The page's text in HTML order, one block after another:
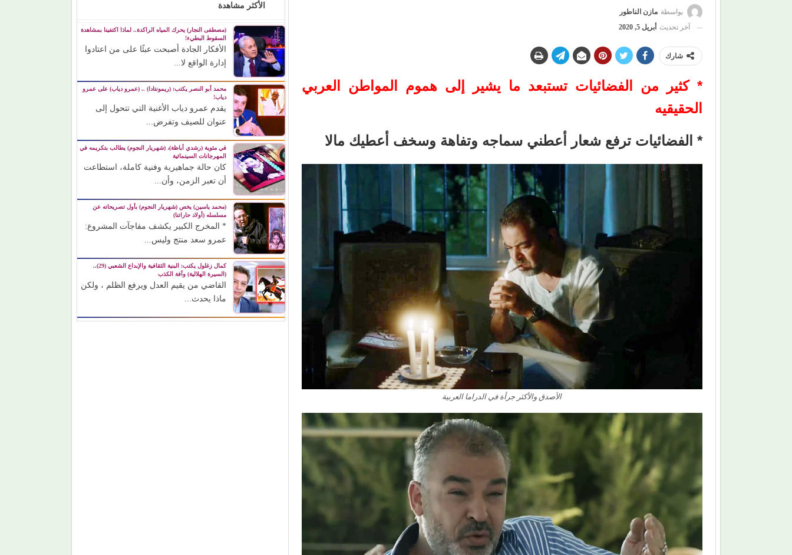
بواسطة مازن الناطور
آخر تحديث أبريل 5, 2020
شارك
* كثير من الفضائيات تستبعد ما يشير إلى هموم المواطن العربي
الحقيقيه
* الفضائيات ترفع شعار أعطني سماجه وتفاهة وسخف أعطيك مالا
الأصدق والأكثر جرأة في الدراما العربية
الأكثر مشاهدة
(مصطفى النجار) يحرك المياه الراكدة.. لماذا اكتفينا بمشاهدة
السقوط البطيء!
الأفكار الجادة أصبحت عبئًا على من اعتادوا
إدارة الواقع لا...
محمد أبو النصر يكتب: (ريمونتادا) .. (عمرو دياب) على عمرو
دياب!
يقدم عمرو دياب الأغنية التي تتحول إلى
عنوان للصيف وتفرض...
في مئوية (رشدي أباظة)، (شهريار النجوم) يطالب بتكريمه في
المهرجانات السينمائية
كان حالة جماهيرية وفنية كاملة، استطاعت
أن تعبر الزمن، وأن...
(محمد ياسين) يخص (شهريار النجوم) بأول تصريحاته عن
مسلسله (أولاد حاراتنا)
* المخرج الكبير يكشف مفاجآت المشروع:
عمرو سعد منتج وليس...
كمال زغلول يكتب: البنية الثقافية والإبداع الشعبي (29)..
(السيرة الهلالية) وآفة الكذب
القاضي من يقيم العدل ويرفع الظلم ، ولكن
ماذا يحدث...